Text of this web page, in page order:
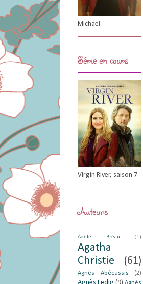
Michael
Série en cours
Virgin River, saison 7
Auteurs
Adèle Bréau (1)
Agatha
Christie
(61)
Agnès Abécassis (2)
Agnès